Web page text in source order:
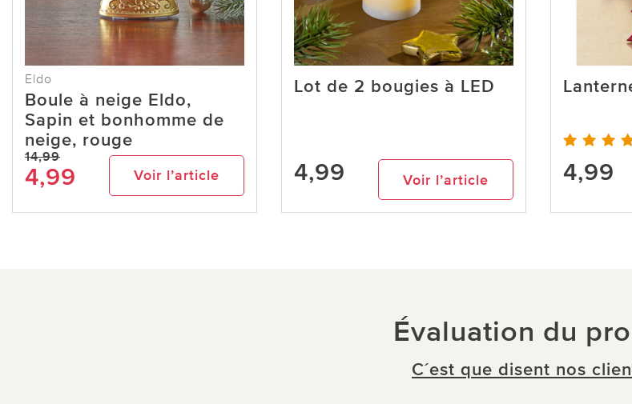
Eldo
Boule à neige Eldo,
Sapin et bonhomme de
neige, rouge
14,99
4,99 Voir l’article
Lot de 2 bougies à LED
4,99 Voir l’article 4,99
Évaluation du
C´est que disent nos